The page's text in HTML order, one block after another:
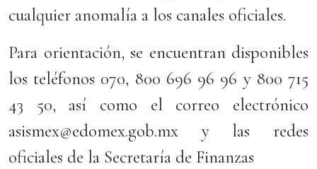
cualquier anomalía a los canales oficiales.
Para orientación, se encuentran disponibles
los teléfonos 070, 800 696 96 96 y 800 715
43 50, así como el correo electrónico
asismex@edomex.gob.mx y las redes
oficiales de la Secretaría de Finanzas